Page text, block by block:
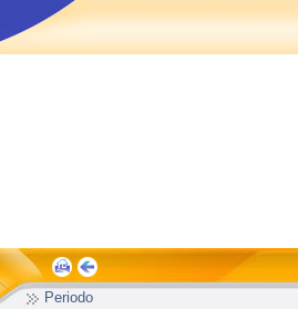
Periodo